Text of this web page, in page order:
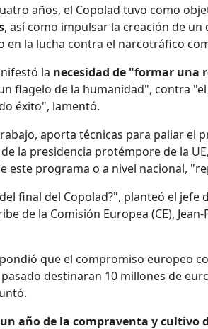
años, el Copolad tuvo como
, así como impulsar la creación de
en la lucha contra el narcotráfico
la necesidad de "formar una
flagelo de la humanidad", contra
éxito", lamentó.
aporta técnicas para paliar el
la presidencia protémpore de la
este programa o a nivel nacional,
final del Copolad?", planteó el
de la Comisión Europea (CE),
que el compromiso europeo
destinaran 10 millones de
año de la compraventa y cultivo